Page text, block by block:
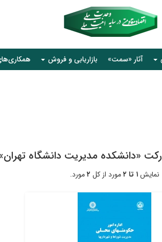
آثار «سمت» بازاریابی و فروش
«دانشکده مدیریت دانشگاه
نمایش۱ تا ۲ مورد از کل ۲مورد.